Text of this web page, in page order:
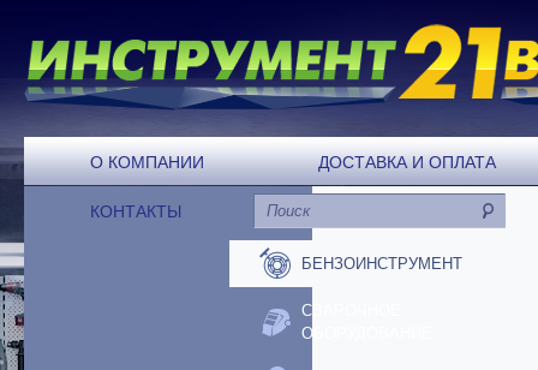
О КОМПАНИИ ДОСТАВКА И ОПЛАТА
КОНТАКТЫ
БЕНЗОИНСТРУМЕНТ
СВАРОЧНОЕ
ОБОРУДОВАНИЕ